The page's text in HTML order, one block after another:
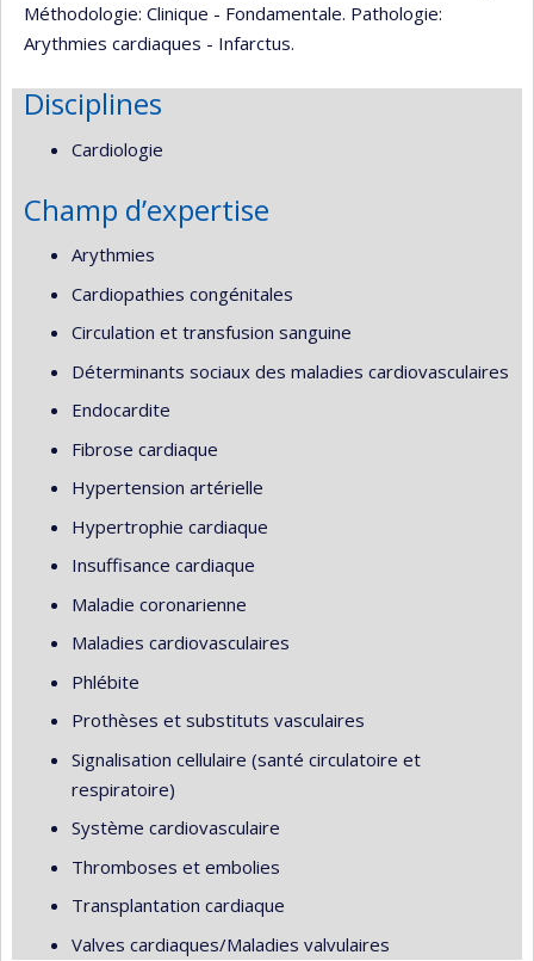
Méthodologie: Clinique - Fondamentale. Pathologie:
Arythmies cardiaques - Infarctus.
Disciplines
Cardiologie
Champ d’expertise
Arythmies
Cardiopathies congénitales
Circulation et transfusion sanguine
Déterminants sociaux des maladies cardiovasculaires
Endocardite
Fibrose cardiaque
Hypertension artérielle
Hypertrophie cardiaque
Insuffisance cardiaque
Maladie coronarienne
Maladies cardiovasculaires
Phlébite
Prothèses et substituts vasculaires
Signalisation cellulaire (santé circulatoire et
respiratoire)
Système cardiovasculaire
Thromboses et embolies
Transplantation cardiaque
Valves cardiaques/Maladies valvulaires